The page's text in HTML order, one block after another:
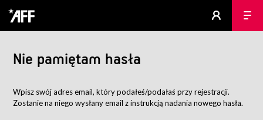
Nie pamiętam hasła
Wpisz swój adres email, który podałeś/podałaś przy rejestracji.
Zostanie na niego wysłany email z instrukcją nadania nowego hasła.